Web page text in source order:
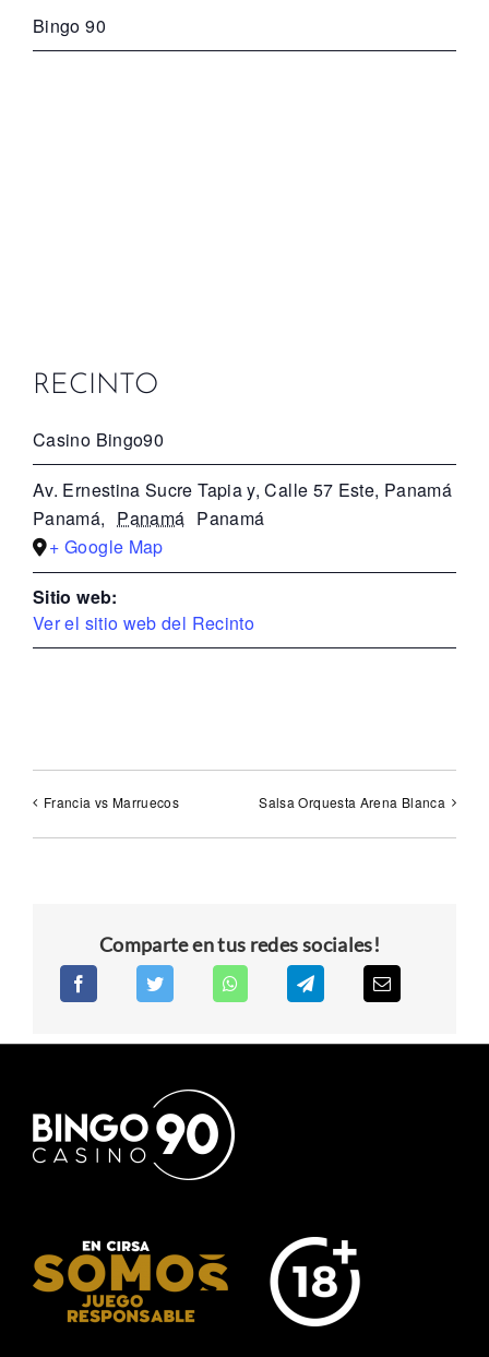
Bingo 90
RECINTO
Casino Bingo90
Av. Ernestina Sucre Tapia y, Calle 57 Este, Panamá
Panamá, Panamá Panamá
+ Google Map
Sitio web:
Ver el sitio web del Recinto
Francia vs Marruecos Salsa Orquesta Arena Blanca
Comparte en tus redes sociales!